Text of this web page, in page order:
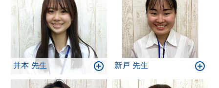
井本 先生 新戸 先生